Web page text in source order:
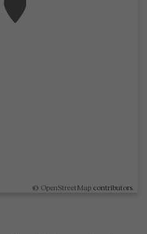
© OpenStreetMap contributors.